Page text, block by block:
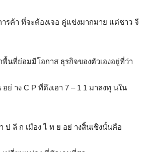
ารค้า ที่จะต้องเจอ คู่แข่งมากมาย แต่ชาว จี
นที่ย่อมมีโอกาส ธุรกิจของตัวเองอยู่ที่ว่า
ย่ าง C P ที่ดึงเอา 7 – 1 1 มาลงทุ นใน
ป ลี ก เมือง ไ ท ย อย่ างสิ้นเชิงนั้นคือ